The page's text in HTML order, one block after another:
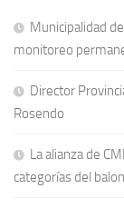
Municipalidad
monitoreo
Director
Rosendo
La alianza de
categorías del